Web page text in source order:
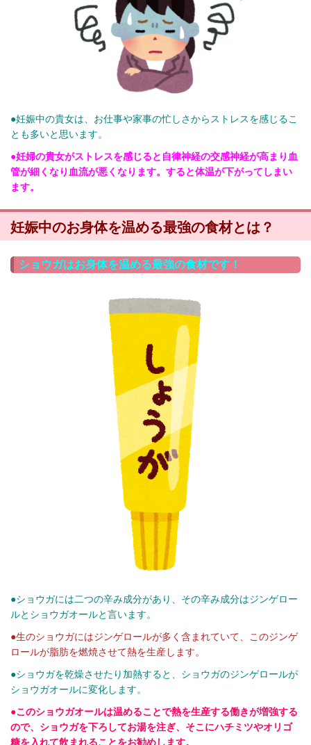
●妊娠中の貴女は、お仕事や家事の忙しさからストレスを感じるこ
とも多いと思います。
●妊婦の貴女がストレスを感じると自律神経の交感神経が高まり血
管が細くなり血流が悪くなります。すると体温が下がってしまい
ます。
妊娠中のお身体を温める最強の食材とは？
ショウガはお身体を温める最強の食材です！
●ショウガには二つの辛み成分があり、その辛み成分はジンゲロー
ルとショウガオールと言います。
●生のショウガにはジンゲロールが多く含まれていて、このジンゲ
ロールが脂肪を燃焼させて熱を生産します。
●ショウガを乾燥させたり加熱すると、ショウガのジンゲロールが
ショウガオールに変化します。
●このショウガオールは温めることで熱を生産する働きが増強する
ので、ショウガを下ろしてお湯を注ぎ、そこにハチミツやオリゴ
糖を入れて飲まれることをお勧めします。